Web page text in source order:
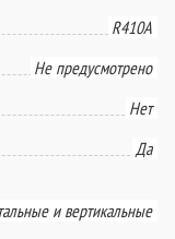
R410A
Не предусмотрено
Нет
Да
и вертикальные